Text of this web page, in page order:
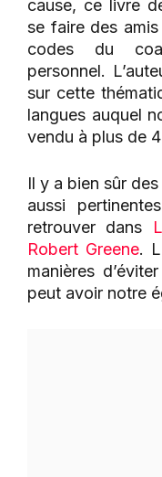
cause, ce livre
se faire des
codes du
personnel.
sur cette
langues auquel
vendu à plus de
Il y a bien sûr
aussi
retrouver dans
Robert Greene.
manières
peut avoir notre